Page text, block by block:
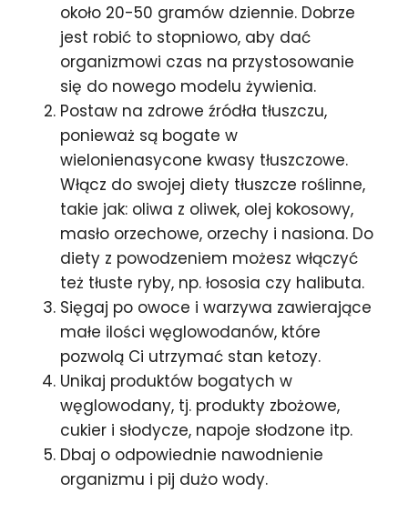
około 20-50 gramów dziennie. Dobrze
jest robić to stopniowo, aby dać
organizmowi czas na przystosowanie
się do nowego modelu żywienia.
Postaw na zdrowe źródła tłuszczu,
ponieważ są bogate w
wielonienasycone kwasy tłuszczowe.
Włącz do swojej diety tłuszcze roślinne,
takie jak: oliwa z oliwek, olej kokosowy,
masło orzechowe, orzechy i nasiona. Do
diety z powodzeniem możesz włączyć
też tłuste ryby, np. łososia czy halibuta.
Sięgaj po owoce i warzywa zawierające
małe ilości węglowodanów, które
pozwolą Ci utrzymać stan ketozy.
Unikaj produktów bogatych w
węglowodany, tj. produkty zbożowe,
cukier i słodycze, napoje słodzone itp.
Dbaj o odpowiednie nawodnienie
organizmu i pij dużo wody.